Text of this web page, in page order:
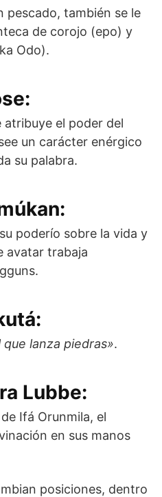
pescado, también se le
de corojo (epo) y
Odo).
atribuye el poder del
un carácter enérgico
su palabra.
poderío sobre la vida y
avatar trabaja
que lanza piedras».
Lubbe:
Ifá Orunmila, el
en sus manos
posiciones, dentro